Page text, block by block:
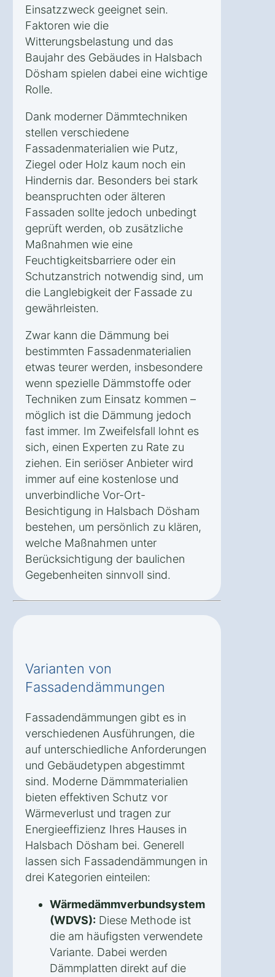
Einsatzzweck geeignet sein.
Faktoren wie die
Witterungsbelastung und das
Baujahr des Gebäudes in Halsbach
Dösham spielen dabei eine wichtige
Rolle.
Dank moderner Dämmtechniken
stellen verschiedene
Fassadenmaterialien wie Putz,
Ziegel oder Holz kaum noch ein
Hindernis dar. Besonders bei stark
beanspruchten oder älteren
Fassaden sollte jedoch unbedingt
geprüft werden, ob zusätzliche
Maßnahmen wie eine
Feuchtigkeitsbarriere oder ein
Schutzanstrich notwendig sind, um
die Langlebigkeit der Fassade zu
gewährleisten.
Zwar kann die Dämmung bei
bestimmten Fassadenmaterialien
etwas teurer werden, insbesondere
wenn spezielle Dämmstoffe oder
Techniken zum Einsatz kommen –
möglich ist die Dämmung jedoch
fast immer. Im Zweifelsfall lohnt es
sich, einen Experten zu Rate zu
ziehen. Ein seriöser Anbieter wird
immer auf eine kostenlose und
unverbindliche Vor-Ort-
Besichtigung in Halsbach Dösham
bestehen, um persönlich zu klären,
welche Maßnahmen unter
Berücksichtigung der baulichen
Gegebenheiten sinnvoll sind.
Varianten von
Fassadendämmungen
Fassadendämmungen gibt es in
verschiedenen Ausführungen, die
auf unterschiedliche Anforderungen
und Gebäudetypen abgestimmt
sind. Moderne Dämmmaterialien
bieten effektiven Schutz vor
Wärmeverlust und tragen zur
Energieeffizienz Ihres Hauses in
Halsbach Dösham bei. Generell
lassen sich Fassadendämmungen in
drei Kategorien einteilen:
Wärmedämmverbundsystem
(WDVS): Diese Methode ist
die am häufigsten verwendete
Variante. Dabei werden
Dämmplatten direkt auf die